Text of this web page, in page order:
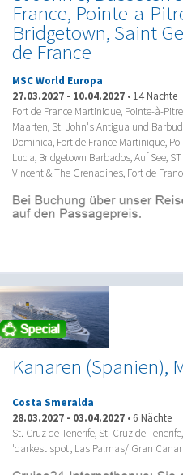
France, Pointe-a-
Bridgetown, Saint
de France
MSC World Europa
27.03.2027 - 10.04.2027 • 14 Nächte
Fort de France Martinique, Pointe-à-
Maarten, St. John's Antigua und
Dominica, Fort de France Martinique,
Lucia, Bridgetown Barbados, Auf See,
Vincent & The Grenadines, Fort de
Kanaren (Spanien),
Costa Smeralda
28.03.2027 - 03.04.2027 • 6 Nächte
St. Cruz de Tenerife, St. Cruz de
'darkest spot', Las Palmas/ Gran